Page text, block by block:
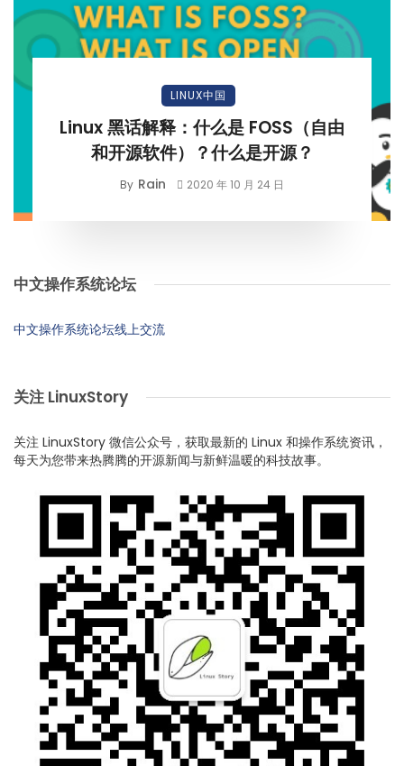
LINUX中国
Linux 黑话解释：什么是 FOSS（自由
和开源软件）？什么是开源？
By Rain 2020 年 10 月 24 日
中文操作系统论坛
中文操作系统论坛线上交流
关注 LinuxStory
关注 LinuxStory 微信公众号，获取最新的 Linux 和操作系统资讯，
每天为您带来热腾腾的开源新闻与新鲜温暖的科技故事。